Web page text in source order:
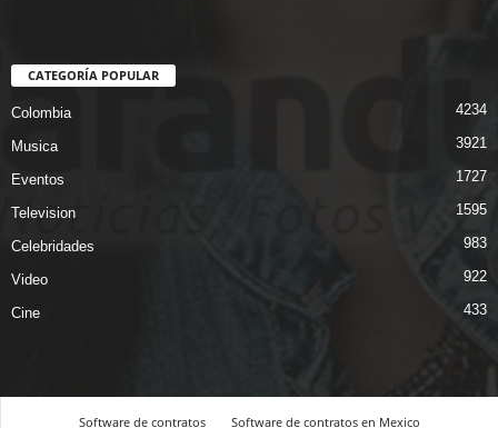
CATEGORÍA POPULAR
Colombia 4234
Musica 3921
Eventos 1727
Television 1595
Celebridades 983
Video 922
Cine 433
Software de contratos Software de contratos en Mexico